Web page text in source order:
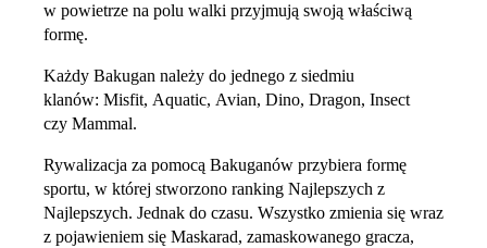
w powietrze na polu walki przyjmują swoją właściwą
formę.
Każdy Bakugan należy do jednego z siedmiu
klanów: Misfit, Aquatic, Avian, Dino, Dragon, Insect
czy Mammal.
Rywalizacja za pomocą Bakuganów przybiera formę
sportu, w której stworzono ranking Najlepszych z
Najlepszych. Jednak do czasu. Wszystko zmienia się wraz
z pojawieniem się Maskarad, zamaskowanego gracza,